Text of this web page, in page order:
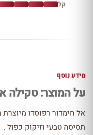
קל
מידע נוסף
על המוצר: טקילה
תסיסה טבעי וזיקוק כפול .